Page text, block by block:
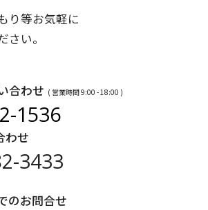
り等お気軽に
さい。
合わせ ( 営業時間 9:00 - 18:00 )
1536
わせ
3433
のお問合せ